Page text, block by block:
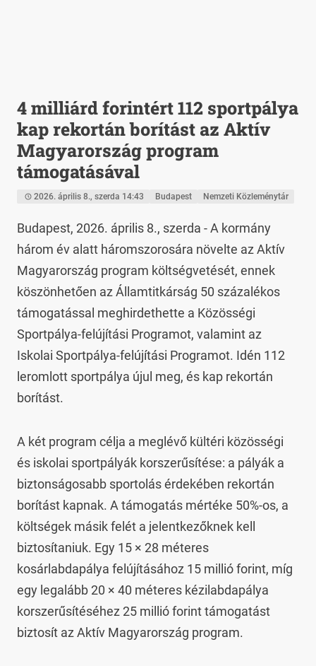
4 milliárd forintért 112 sportpálya
kap rekortán borítást az Aktív
Magyarország program
támogatásával
2026. április 8., szerda 14:43 Budapest Nemzeti Közleménytár
Budapest, 2026. április 8., szerda - A kormány
három év alatt háromszorosára növelte az Aktív
Magyarország program költségvetését, ennek
köszönhetően az Államtitkárság 50 százalékos
támogatással meghirdethette a Közösségi
Sportpálya-felújítási Programot, valamint az
Iskolai Sportpálya-felújítási Programot. Idén 112
leromlott sportpálya újul meg, és kap rekortán
borítást.
A két program célja a meglévő kültéri közösségi
és iskolai sportpályák korszerűsítése: a pályák a
biztonságosabb sportolás érdekében rekortán
borítást kapnak. A támogatás mértéke 50%-os, a
költségek másik felét a jelentkezőknek kell
biztosítaniuk. Egy 15 × 28 méteres
kosárlabdapálya felújításához 15 millió forint, míg
egy legalább 20 × 40 méteres kézilabdapálya
korszerűsítéséhez 25 millió forint támogatást
biztosít az Aktív Magyarország program.